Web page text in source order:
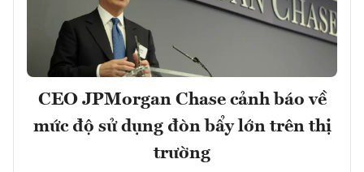
CEO JPMorgan Chase cảnh báo về
mức độ sử dụng đòn bẩy lớn trên thị
trường